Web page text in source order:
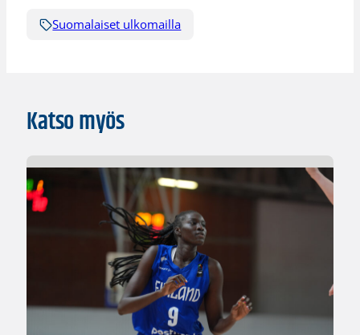
Suomalaiset ulkomailla
Katso myös